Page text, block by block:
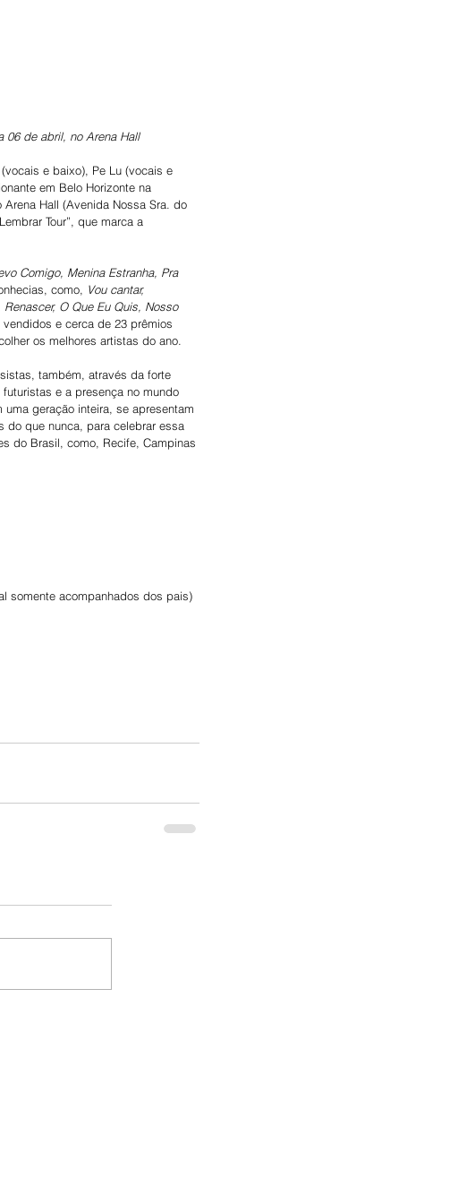
06 de abril, no Arena Hall
e baixo), Pe Lu (vocais e
em Belo Horizonte na
Hall (Avenida Nossa Sra. do
Tour”, que marca a
Comigo, Menina Estranha, Pra
como, Vou cantar,
O Que Eu Quis, Nosso
e cerca de 23 prêmios
os melhores artistas do ano.
também, através da forte
e a presença no mundo
geração inteira, se apresentam
do que nunca, para celebrar essa
do Brasil, como, Recife, Campinas
somente acompanhados dos pais)